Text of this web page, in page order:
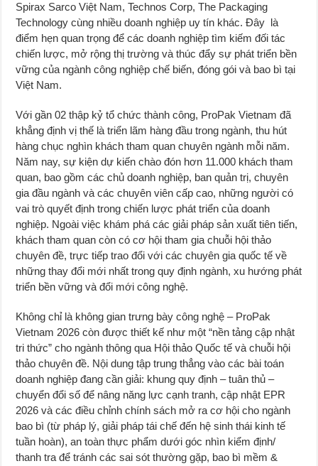
Spirax Sarco Việt Nam, Technos Corp, The Packaging
Technology cùng nhiều doanh nghiệp uy tín khác. Đây là
điểm hẹn quan trọng để các doanh nghiệp tìm kiếm đối tác
chiến lược, mở rộng thị trường và thúc đẩy sự phát triển bền
vững của ngành công nghiệp chế biến, đóng gói và bao bì tại
Việt Nam.
Với gần 02 thập kỷ tổ chức thành công, ProPak Vietnam đã
khẳng định vị thế là triển lãm hàng đầu trong ngành, thu hút
hàng chục nghìn khách tham quan chuyên ngành mỗi năm.
Năm nay, sự kiện dự kiến chào đón hơn 11.000 khách tham
quan, bao gồm các chủ doanh nghiệp, ban quản trị, chuyên
gia đầu ngành và các chuyên viên cấp cao, những người có
vai trò quyết định trong chiến lược phát triển của doanh
nghiệp. Ngoài việc khám phá các giải pháp sản xuất tiên tiến,
khách tham quan còn có cơ hội tham gia chuỗi hội thảo
chuyên đề, trực tiếp trao đổi với các chuyên gia quốc tế về
những thay đổi mới nhất trong quy định ngành, xu hướng phát
triển bền vững và đổi mới công nghệ.
Không chỉ là không gian trưng bày công nghệ – ProPak
Vietnam 2026 còn được thiết kế như một “nền tảng cập nhật
tri thức” cho ngành thông qua Hội thảo Quốc tế và chuỗi hội
thảo chuyên đề. Nội dung tập trung thẳng vào các bài toán
doanh nghiệp đang cần giải: khung quy định – tuân thủ –
chuyển đổi số để nâng năng lực cạnh tranh, cập nhật EPR
2026 và các điều chỉnh chính sách mở ra cơ hội cho ngành
bao bì (từ pháp lý, giải pháp tái chế đến hệ sinh thái kinh tế
tuần hoàn), an toàn thực phẩm dưới góc nhìn kiểm định/
thanh tra để tránh các sai sót thường gặp, bao bì mềm &